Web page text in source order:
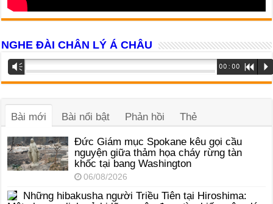
NGHE ĐÀI CHÂN LÝ Á CHÂU
Trình
phát
âm
Vm 00:00 R P
Bài mới Bài nổi bật Phản hồi Thẻ
Đức Giám mục Spokane kêu gọi cầu
nguyện giữa thảm họa cháy rừng tàn
khốc tại bang Washington
06/08/2026
Những hibakusha người Triều Tiên tại Hiroshima: